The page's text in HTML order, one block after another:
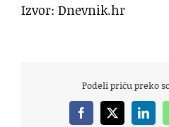
Izvor: Dnevnik.hr
Podeli priču preko
Facebook
X